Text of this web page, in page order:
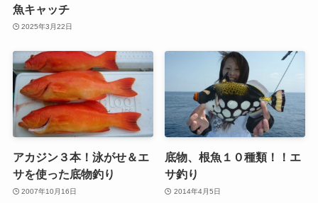
魚キャッチ
2025年3月22日
アカジン３本！泳がせ＆エ
サを使った底物釣り
2007年10月16日
底物、根魚１０種類！！エ
サ釣り
2014年4月5日